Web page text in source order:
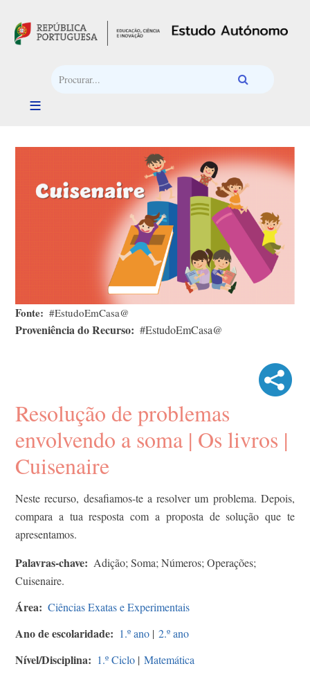
Fonte #EstudoEmCasa@
Proveniência do Recurso #EstudoEmCasa@
Resolução de problemas
envolvendo a soma | Os livros |
Cuisenaire
Neste recurso, desafiamos-te a resolver um problema. Depois,
compara a tua resposta com a proposta de solução que te
apresentamos.
Palavras-chave
Adição; Soma; Números; Operações;
Cuisenaire.
Área Ciências Exatas e Experimentais
Ano de escolaridade 1.º ano | 2.º ano
Nível/Disciplina 1.º Ciclo | Matemática